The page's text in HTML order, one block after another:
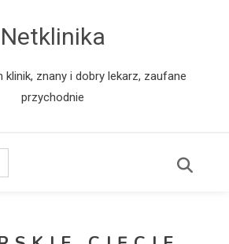
Netklinika
klinik, znany i dobry lekarz, zaufane
przychodnie